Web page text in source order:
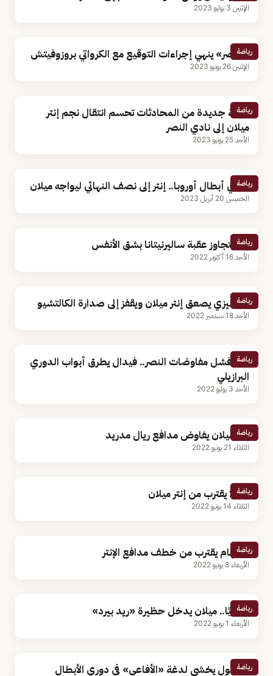
الإثنين 3 يوليو 2023
رياضة
«النصر» ينهي إجراءات التوقيع مع الكرواتي بروزوفيتش
الإثنين 26 يونيو 2023
رياضة
جولة جديدة من المحادثات تحسم انتقال نجم إنتر
ميلان إلى نادي النصر
الأحد 25 يونيو 2023
رياضة
دوري أبطال أوروبا.. إنتر إلى نصف النهائي ليواجه ميلان
الخميس 20 أبريل 2023
رياضة
إنتر يتجاوز عقبة ساليرنيتانا بشق الأنفس
الأحد 16 أكتوبر 2022
رياضة
أودينيزي يصعق إنتر ميلان ويقفز إلى صدارة الكالتشيو
الأحد 18 سبتمبر 2022
رياضة
بعد فشل مفاوضات النصر.. فيدال يطرق أبواب الدوري
البرازيلي
الأحد 3 يوليو 2022
رياضة
إنتر ميلان يفاوض مدافع ريال مدريد
الثلاثاء 21 يونيو 2022
رياضة
ديبالا يقترب من إنتر ميلان
الثلاثاء 14 يونيو 2022
رياضة
توتنهام يقترب من خطف مدافع الإنتر
الأربعاء 8 يونيو 2022
رياضة
رسميًا.. ميلان يدخل حظيرة «ريد بيرد»
الأربعاء 1 يونيو 2022
رياضة
ليفربول يخشى لدغة «الأفاعي» في دوري الأبطال